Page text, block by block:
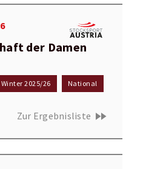
der Damen
Winter 2025/26 National
Zur Ergebnisliste fast_forward